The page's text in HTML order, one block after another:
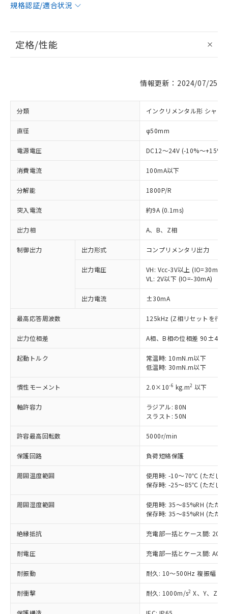
規格認証/適合状況
定格/性能
情報更新：2024/07/25
分類 インクリメンタル形 シャフ
直径 φ50mm
電源電圧 DC12～24V (-10%～
消費電流 100mA以下
分解能 1800P/R
突入電流 約9A (0.1ms)
出力相 A、B、Z相
制御出力 出力形式 コンプリメンタリ出力
出力電圧
VH: Vcc-3V以上 (IO=30mA)
VL: 2V以下 (IO=-30mA)
出力電流 ±30mA
最高応答周波数 125kHz (Z相リセットを行
出力位相差 A相、B相の位相差
起動トルク
常温時: 10mN.m以下
低温時: 30mN.m以下
慣性モーメント 2.0×10-6 kg.m2 以下
軸許容力
ラジアル: 80N
スラスト: 50N
許容最高回転数 5000r/min
保護回路 負荷短絡保護
周囲温度範囲
使用時: -10～70℃ (ただし
保存時: -25～85℃ (ただし
周囲湿度範囲
使用時: 35～85%RH (ただ
保存時: 35～85%RH (ただ
絶縁抵抗 充電部一括とケース間:
耐電圧 充電部一括とケース間:
耐振動 耐久: 10～500Hz 複振幅
耐衝撃 耐久: 1000m/s2 X、Y、Z 各
以下の条件をお読みいただき、同意のうえ
本サービスは、当社制御機器事業取扱
商品の当社在庫状況および標準価格
(税抜)を提供させていただくもので
当社制御機器事業取扱商品の中には、
本サービスの対象外となる商品もある
ことをご了承ください。
在庫状況および標準価格照会結果は、
タに基づき作成されるものであり、閲
覧された時点での実際の在庫および標
準価格とは異なる場合があることをご
※1 対応状況
対応済み：EU RoHS指令（10物質）の
非含有に対応した製品が提供可能な商品で
対応予定：EU RoHS指令（10物質）の非含
有に対応した製品に切り替える予定のある
商品です。
対応予定なし：EU RoHS指令（10物質）の
非含有に非対応の商品で、対応品を出す予
調査・確認中：EU RoHS指令（10物質）の
非含有の対応状況を調査中または確認中の
非該当品：ライセンス料など無形物で、有
害物質有無と関係のない商品です。
仕入先様の事情により、非含有部品として
いたものが、含有品と判明した場合などや
むを得ず変更することがあります。
六価クロム(Cr(Ⅵ)) 1000ppm以下、ポリ臭化ビフェニル
類(PBB) 1000ppm以下、ポリ臭化ジフェニルエーテル類
(PBDE) 1000ppm以下、フタル酸ビス(2-エチルヘキシ
「○」：最大均質材料含有率が中国RoHSの
基準値以下であることを示します。
「×」：最大均質材料含有率が中国RoHSの
基準値を超えていることを示します。
「－」：未確認です。当社販売部門へお問
*中国RoHS10物質の基準値 (GB/T26572)：
Pb(鉛) :1000ppm、 Hg(水銀) : 1000ppm、 Cd(カドミウ
Cr(Ⅵ)(六価クロム) : 1000ppm、 PBBs(ポリ臭化ビフェ
当社は、これら貴社製品のうち、外国
為替および外国貿易法に定める商品
（以下｢規制貨物等」という）を輸出
または国外への提供する場合は、日本
国政府の輸出許可(または役務取引許
可)を取得するなどの必要な手続きを